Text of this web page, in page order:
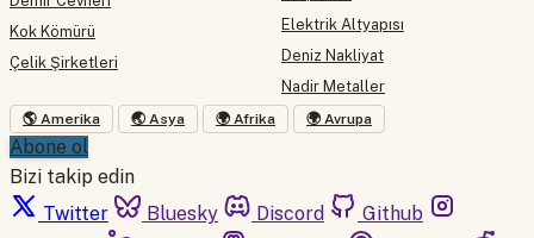
Kok Kömürü
Çelik Şirketleri
Elektrik Altyapısı
Deniz Nakliyat
Nadir Metaller
🌎 Amerika 🌏 Asya 🌍 Afrika 🌍 Avrupa
Abone ol
Bizi takip edin
Twitter
Bluesky Discord
Github